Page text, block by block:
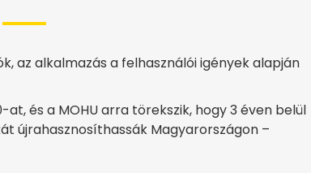
az alkalmazás a felhasználói igények alapján
és a MOHU arra törekszik, hogy 3 éven belül
újrahasznosíthassák Magyarországon –